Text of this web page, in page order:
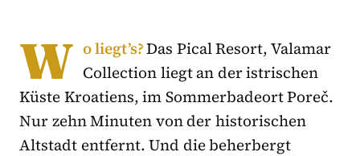
W o liegt’s?Das Pical Resort, Valamar
Collection liegt an der istrischen
Küste Kroatiens, im Sommerbadeort Poreč.
Nur zehn Minuten von der historischen
Altstadt entfernt. Und die beherbergt